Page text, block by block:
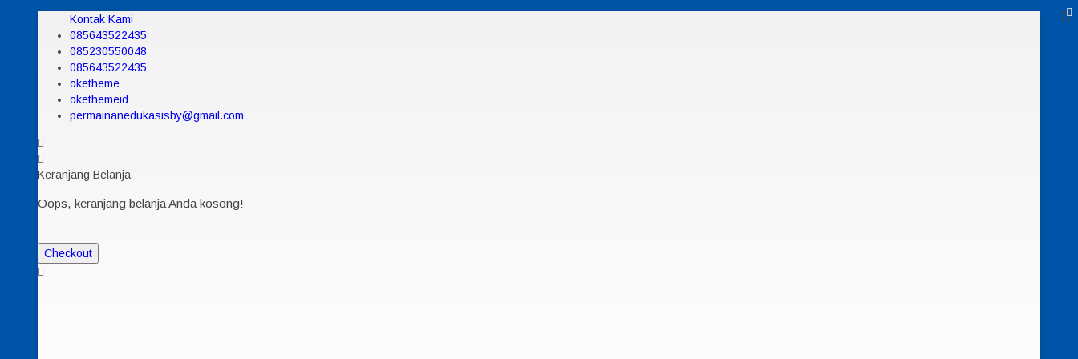
Kontak Kami
085643522435
085230550048
085643522435
oketheme
okethemeid
permainanedukasisby@gmail.com
Keranjang Belanja
Oops, keranjang belanja Anda kosong!
Checkout